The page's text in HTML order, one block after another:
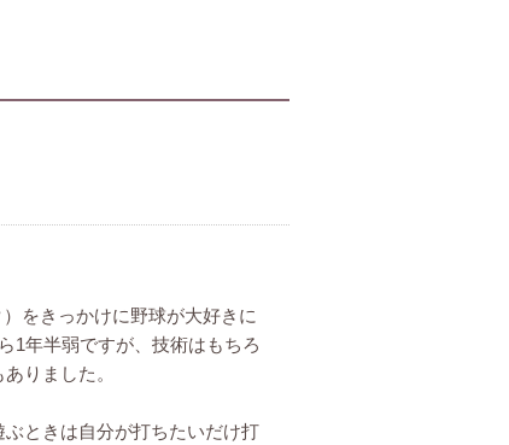
をきっかけに野球が大好きに
1年半弱ですが、技術はもちろ
りました。
ときは自分が打ちたいだけ打